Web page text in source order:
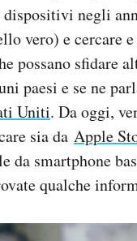
negli
vero) e cercare
possano sfidare
paesi e se ne
Uniti. Da oggi,
sia da Apple
da smartphone
qualche